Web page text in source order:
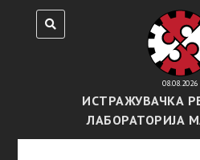
08.08.2026
ИСТРАЖУВАЧКА
ЛАБОРАТОРИЈА